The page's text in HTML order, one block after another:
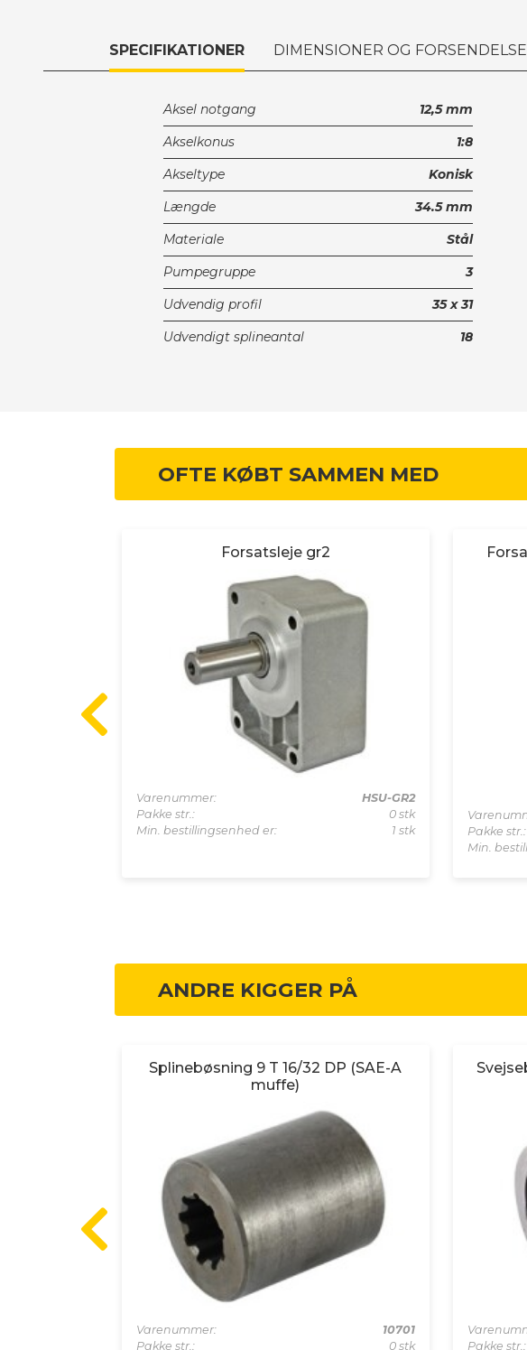
SPECIFIKATIONER DIMENSIONER OG FORSENDELSE
Aksel notgang
12,5 mm
Akselkonus
1:8
Akseltype
Konisk
Længde
34.5 mm
Materiale
Stål
Pumpegruppe
3
Udvendig profil
35 x 31
Udvendigt splineantal
18
OFTE KØBT SAMMEN MED
Forsatsleje gr2
Varenummer:
HSU-GR2
Pakke str.:
0 stk
Min. bestillingsenhed er:
1 stk
Pakke str.:
Min.
ANDRE KIGGER PÅ
Splinebøsning 9 T 16/32 DP (SAE-A
muffe)
Varenummer:
10701
Pakke str.:
0 stk
Pakke str.: